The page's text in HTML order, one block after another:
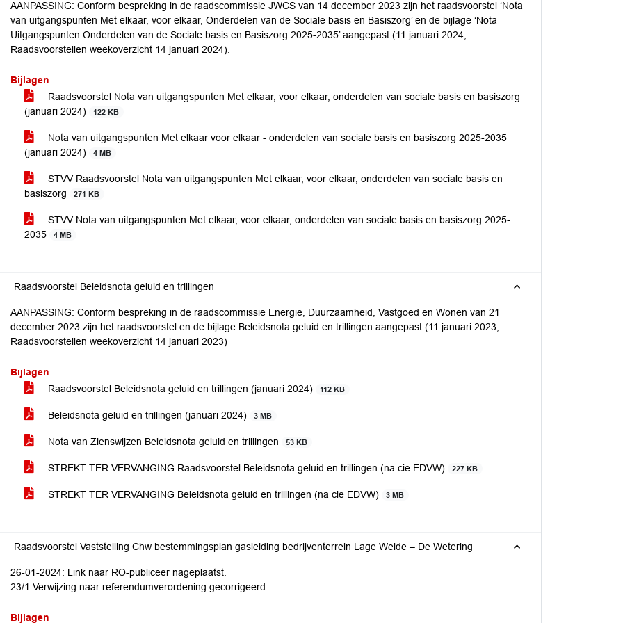
AANPASSING: Conform bespreking in de raadscommissie JWCS van 14 december 2023 zijn het raadsvoorstel ‘Nota
van uitgangspunten Met elkaar, voor elkaar, Onderdelen van de Sociale basis en Basiszorg’ en de bijlage ‘Nota
Uitgangspunten Onderdelen van de Sociale basis en Basiszorg 2025-2035’ aangepast (11 januari 2024,
Raadsvoorstellen weekoverzicht 14 januari 2024).
Bijlagen
Raadsvoorstel Nota van uitgangspunten Met elkaar, voor elkaar, onderdelen van sociale basis en basiszorg
(januari 2024)
122 KB
Nota van uitgangspunten Met elkaar voor elkaar - onderdelen van sociale basis en basiszorg 2025-2035
(januari 2024)
4 MB
STVV Raadsvoorstel Nota van uitgangspunten Met elkaar, voor elkaar, onderdelen van sociale basis en
basiszorg
271 KB
STVV Nota van uitgangspunten Met elkaar, voor elkaar, onderdelen van sociale basis en basiszorg 2025-
2035
4 MB
Raadsvoorstel Beleidsnota geluid en trillingen
AANPASSING: Conform bespreking in de raadscommissie Energie, Duurzaamheid, Vastgoed en Wonen van 21
december 2023 zijn het raadsvoorstel en de bijlage Beleidsnota geluid en trillingen aangepast (11 januari 2023,
Raadsvoorstellen weekoverzicht 14 januari 2023)
Bijlagen
Raadsvoorstel Beleidsnota geluid en trillingen (januari 2024)
112 KB
Beleidsnota geluid en trillingen (januari 2024) 3 MB
Nota van Zienswijzen Beleidsnota geluid en trillingen 53 KB
STREKT TER VERVANGING Raadsvoorstel Beleidsnota geluid en trillingen (na cie EDVW) 227 KB
STREKT TER VERVANGING Beleidsnota geluid en trillingen (na cie EDVW) 3 MB
Raadsvoorstel Vaststelling Chw bestemmingsplan gasleiding bedrijventerrein Lage Weide – De Wetering
26-01-2024: Link naar RO-publiceer nageplaatst.
23/1 Verwijzing naar referendumverordening gecorrigeerd
Bijlagen